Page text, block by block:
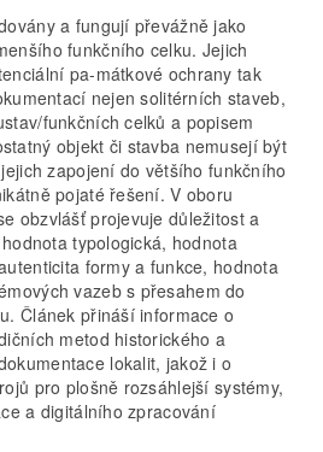
a fungují převážně jako
funkčního celku. Jejich
pa-mátkové ochrany tak
nejen solitérních staveb,
funkčních celků a popisem
objekt či stavba nemusejí být
zapojení do většího funkčního
pojaté řešení. V oboru
obzvlášť projevuje důležitost a
typologická, hodnota
formy a funkce, hodnota
vazeb s přesahem do
Článek přináší informace o
metod historického a
lokalit, jakož i o
pro plošně rozsáhlejší systémy,
a digitálního zpracování